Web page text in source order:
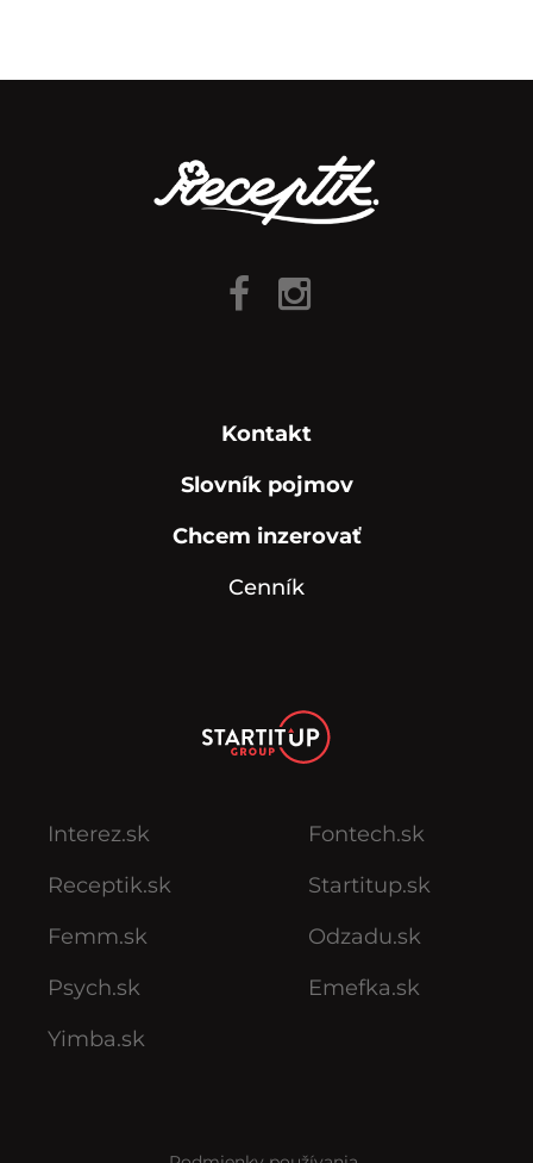
Kontakt
Slovník pojmov
Chcem inzerovať
Cenník
Interez.sk
Receptik.sk
Femm.sk
Psych.sk
Yimba.sk
Fontech.sk
Startitup.sk
Odzadu.sk
Emefka.sk